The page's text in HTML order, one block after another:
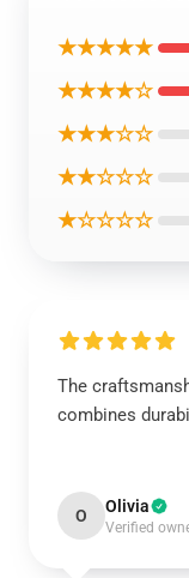
★★★★★
★★★★☆
★★★☆☆
★★☆☆☆
★☆☆☆☆
The
combines
O Olivia
Verified